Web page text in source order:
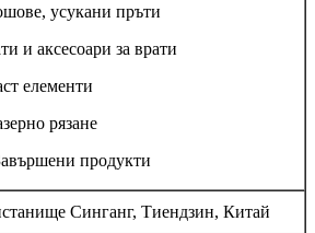
усукани пръти
и аксесоари за врати
елементи
рязане
продукти
Синганг, Тиендзин, Китай